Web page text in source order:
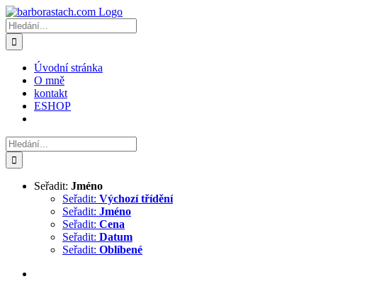
Přeskočit
na
obsah
Hledat:
Úvodní stránka
O mně
kontakt
ESHOP
Hledat:
Seřadit: Jméno
Seřadit: Výchozí třídění
Seřadit: Jméno
Seřadit: Cena
Seřadit: Datum
Seřadit: Oblíbené